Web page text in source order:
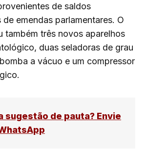
de saldos
de emendas parlamentares. O
também três novos aparelhos
duas seladoras de grau
a vácuo e um compressor
sugestão de pauta? Envie